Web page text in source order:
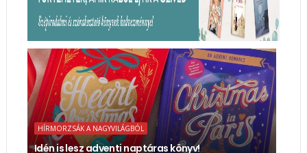
HÍRMORZSÁK A NAGYVILÁGBÓL
Idén is lesz adventi naptáras könyv!